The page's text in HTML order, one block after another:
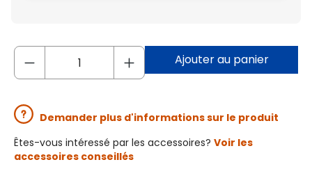
Ajouter au panier
Demander plus d'informations sur le produit
Êtes-vous intéressé par les accessoires? Voir les
accessoires conseillés